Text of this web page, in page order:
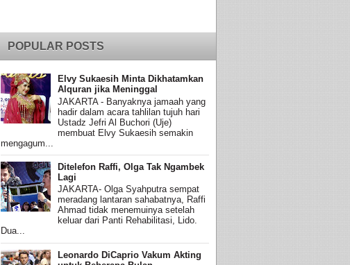
POPULAR POSTS
Elvy Sukaesih Minta Dikhatamkan
Alquran jika Meninggal
JAKARTA - Banyaknya jamaah yang
hadir dalam acara tahlilan tujuh hari
Ustadz Jefri Al Buchori (Uje)
membuat Elvy Sukaesih semakin
mengagum...
Ditelefon Raffi, Olga Tak Ngambek
Lagi
JAKARTA- Olga Syahputra sempat
meradang lantaran sahabatnya, Raffi
Ahmad tidak menemuinya setelah
keluar dari Panti Rehabilitasi, Lido.
Dua...
Leonardo DiCaprio Vakum Akting